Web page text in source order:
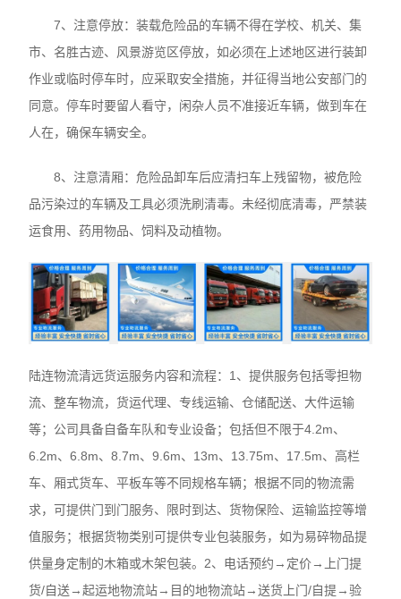
7、注意停放：装载危险品的车辆不得在学校、机关、集
市、名胜古迹、风景游览区停放，如必须在上述地区进行装卸
作业或临时停车时，应采取安全措施，并征得当地公安部门的
同意。停车时要留人看守，闲杂人员不准接近车辆，做到车在
人在，确保车辆安全。
8、注意清厢：危险品卸车后应清扫车上残留物，被危险
品污染过的车辆及工具必须洗刷清毒。未经彻底清毒，严禁装
运食用、药用物品、饲料及动植物。
陆连物流清远货运服务内容和流程：1、提供服务包括零担物
流、整车物流，货运代理、专线运输、仓储配送、大件运输
等；公司具备自备车队和专业设备；包括但不限于4.2m、
6.2m、6.8m、8.7m、9.6m、13m、13.75m、17.5m、高栏
车、厢式货车、平板车等不同规格车辆；根据不同的物流需
求，可提供门到门服务、限时到达、货物保险、运输监控等增
值服务；根据货物类别可提供专业包装服务，如为易碎物品提
供量身定制的木箱或木架包装。2、电话预约→定价→上门提
货/自送→起运地物流站→目的地物流站→送货上门/自提→验